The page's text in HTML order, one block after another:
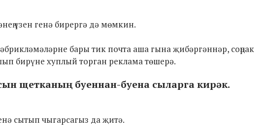
үзен генә бирергә дә мөмкин.
бары тик почта аша гына җибәргәннәр, соңрак
бирүне хуплый торган реклама төшерә.
щетканың буеннан-буена сыларга кирәк.
сытып чыгарсагыз да җитә.